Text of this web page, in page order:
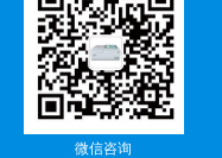
微信咨询